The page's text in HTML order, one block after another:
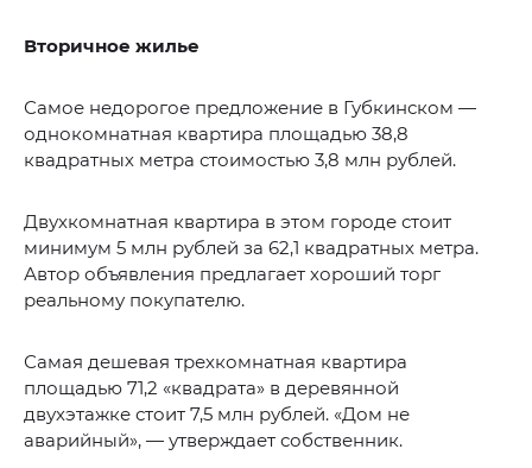
Вторичное жилье
Самое недорогое предложение в Губкинском —
однокомнатная квартира площадью 38,8
квадратных метра стоимостью 3,8 млн рублей.
Двухкомнатная квартира в этом городе стоит
минимум 5 млн рублей за 62,1 квадратных метра.
Автор объявления предлагает хороший торг
реальному покупателю.
Самая дешевая трехкомнатная квартира
площадью 71,2 «квадрата» в деревянной
двухэтажке стоит 7,5 млн рублей. «Дом не
аварийный», — утверждает собственник.